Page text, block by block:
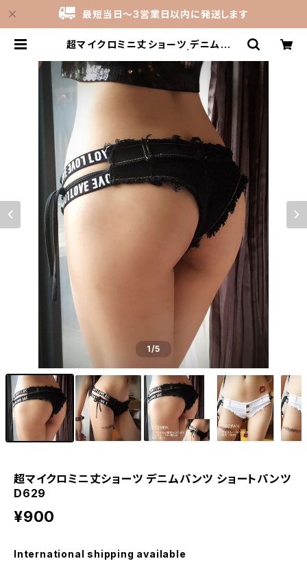
最短当日～3営業日以内に発送します
超マイクロミニ丈ショーツ デニムパン
ジェリーの激安卸売仕入れ問屋 | カ
インドライム
1/5
超マイクロミニ丈ショーツ デニムパンツ ショートパンツ
D629
¥900
International shipping available